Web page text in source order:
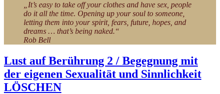
„It’s easy to take off your clothes and have sex, people
do it all the time. Opening up your soul to someone,
letting them into your spirit, fears, future, hopes, and
dreams … that’s being naked.“
Rob Bell
Lust auf Berührung 2 / Begegnung mit
der eigenen Sexualität und Sinnlichkeit
LÖSCHEN